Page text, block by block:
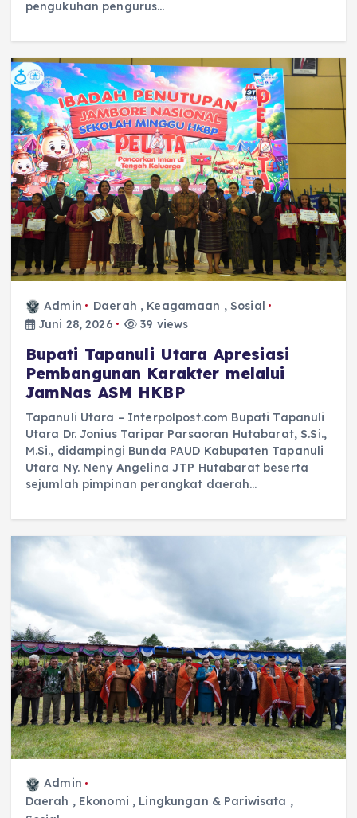
pengukuhan pengurus…
Admin Daerah , Keagamaan , Sosial
Juni 28, 2026
39 views
‎Bupati Tapanuli Utara Apresiasi
Pembangunan Karakter melalui
JamNas ASM HKBP
Tapanuli Utara – Interpolpost.com Bupati Tapanuli
Utara Dr. Jonius Taripar Parsaoran Hutabarat, S.Si.,
M.Si., didampingi Bunda PAUD Kabupaten Tapanuli
Utara Ny. Neny Angelina JTP Hutabarat beserta
sejumlah pimpinan perangkat daerah…
Admin
Daerah , Ekonomi , Lingkungan & Pariwisata ,